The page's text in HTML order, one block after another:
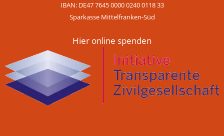
IBAN: DE47 7645 0000 0240 0118 33
Sparkasse Mittelfranken-Süd
Hier online spenden